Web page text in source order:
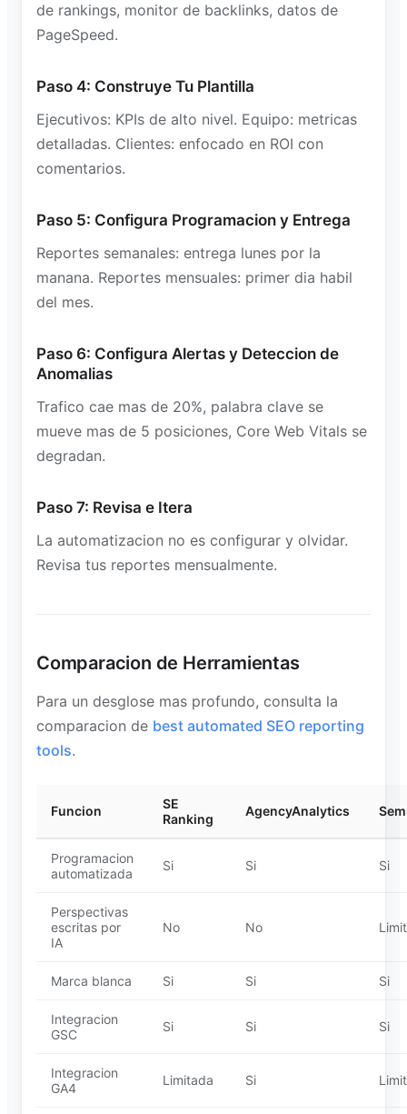
de rankings, monitor de backlinks, datos de
PageSpeed.
Paso 4: Construye Tu Plantilla
Ejecutivos: KPIs de alto nivel. Equipo: metricas
detalladas. Clientes: enfocado en ROI con
comentarios.
Paso 5: Configura Programacion y Entrega
Reportes semanales: entrega lunes por la
manana. Reportes mensuales: primer dia habil
del mes.
Paso 6: Configura Alertas y Deteccion de
Anomalias
Trafico cae mas de 20%, palabra clave se
mueve mas de 5 posiciones, Core Web Vitals se
degradan.
Paso 7: Revisa e Itera
La automatizacion no es configurar y olvidar.
Revisa tus reportes mensualmente.
Comparacion de Herramientas
Para un desglose mas profundo, consulta la
comparacion de best automated SEO reporting
tools.
Funcion
SE
Ranking
AgencyAnalytics
Programacion
automatizada
Si Si Si
Perspectivas
escritas por
IA
No No
Marca blanca Si Si Si
Integracion
GSC
Si Si Si
Integracion
GA4
Limitada Si